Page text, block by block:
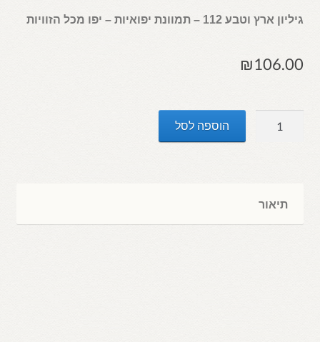
גיליון ארץ וטבע 112 – תמוונת יפואיות – יפו מכל הזוויות
₪106.00
הוספה לסל
תיאור